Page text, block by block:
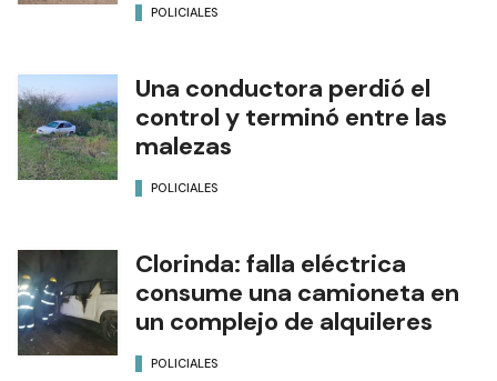
POLICIALES
Una conductora perdió el
control y terminó entre las
malezas
POLICIALES
Clorinda: falla eléctrica
consume una camioneta en
un complejo de alquileres
POLICIALES